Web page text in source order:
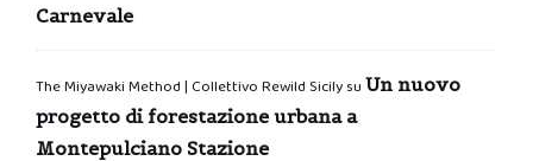
Carnevale
The Miyawaki Method | Collettivo Rewild Sicilysu Un nuovo
progetto di forestazione urbana a
Montepulciano Stazione